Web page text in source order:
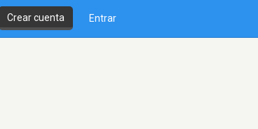
Crear cuenta Entrar